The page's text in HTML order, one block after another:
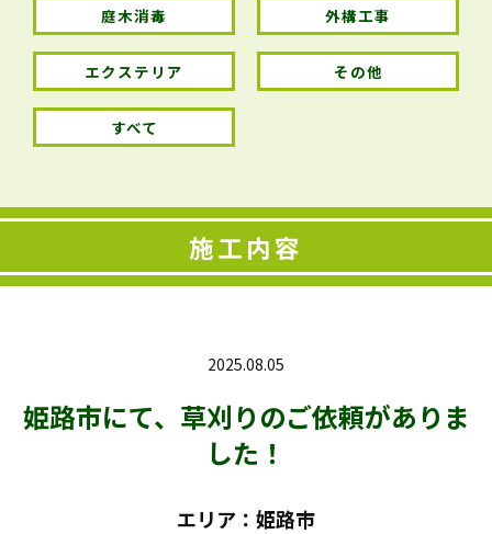
庭木消毒 外構工事
エクステリア その他
すべて
施工内容
2025.08.05
姫路市にて、草刈りのご依頼がありま
した！
エリア：姫路市